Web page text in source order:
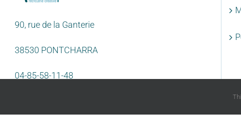
90, rue de la Ganterie
38530 PONTCHARRA
04-85-58-11-48